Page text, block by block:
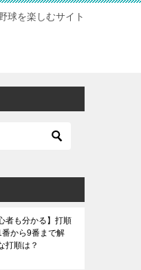
球を楽しむサイト
者も分かる】打順
から9番まで解
打順は？